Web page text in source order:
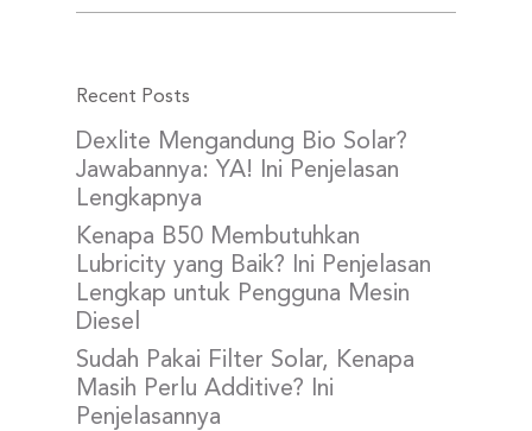
Recent Posts
Dexlite Mengandung Bio Solar?
Jawabannya: YA! Ini Penjelasan
Lengkapnya
Kenapa B50 Membutuhkan
Lubricity yang Baik? Ini Penjelasan
Lengkap untuk Pengguna Mesin
Diesel
Sudah Pakai Filter Solar, Kenapa
Masih Perlu Additive? Ini
Penjelasannya